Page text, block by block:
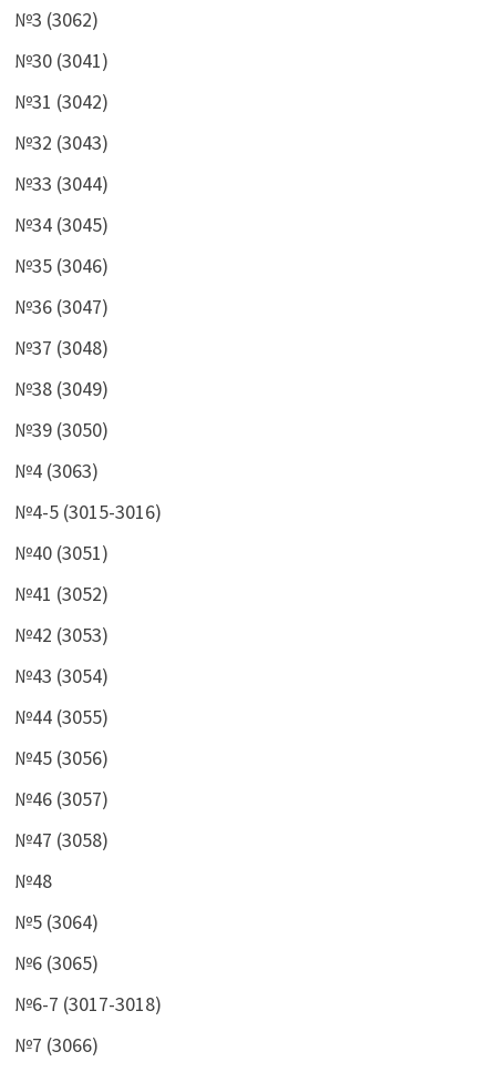
№3 (3062)
№30 (3041)
№31 (3042)
№32 (3043)
№33 (3044)
№34 (3045)
№35 (3046)
№36 (3047)
№37 (3048)
№38 (3049)
№39 (3050)
№4 (3063)
№4-5 (3015-3016)
№40 (3051)
№41 (3052)
№42 (3053)
№43 (3054)
№44 (3055)
№45 (3056)
№46 (3057)
№47 (3058)
№48
№5 (3064)
№6 (3065)
№6-7 (3017-3018)
№7 (3066)